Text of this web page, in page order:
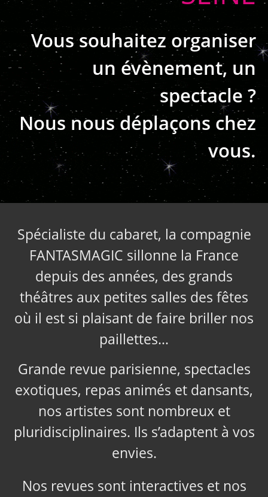
Vous souhaitez organiser
un évènement, un
spectacle ?
Nous nous déplaçons chez
vous.
Spécialiste du cabaret, la compagnie
FANTASMAGIC sillonne la France
depuis des années, des grands
théâtres aux petites salles des fêtes
où il est si plaisant de faire briller nos
paillettes…
Grande revue parisienne, spectacles
exotiques, repas animés et dansants,
nos artistes sont nombreux et
pluridisciplinaires. Ils s’adaptent à vos
envies.
Nos revues sont interactives et nos